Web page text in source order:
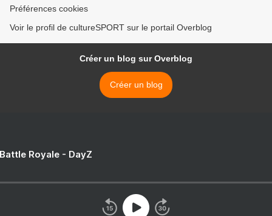
Préférences cookies
Voir le profil de cultureSPORT sur le portail Overblog
Créer un blog sur Overblog
Créer un blog
Royale - DayZ